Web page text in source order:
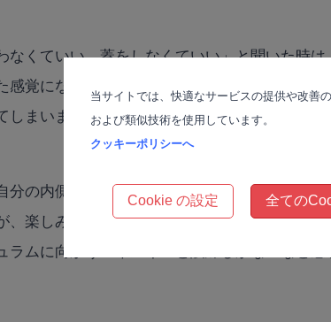
なくていい、蓋をしなくていい」と聞いた時は
感覚になり、今まで染み付いた自分のパターン
しまいました。
分の内側の情報として見れるようになって、自
、楽しみでしかありません。
ラムに向かうエネルギーと訓練しかないなと感
当サイトでは、快適なサービスの提供や改善
および類似技術を使用しています。
クッキーポリシーへ
Cookie の設定 全ての